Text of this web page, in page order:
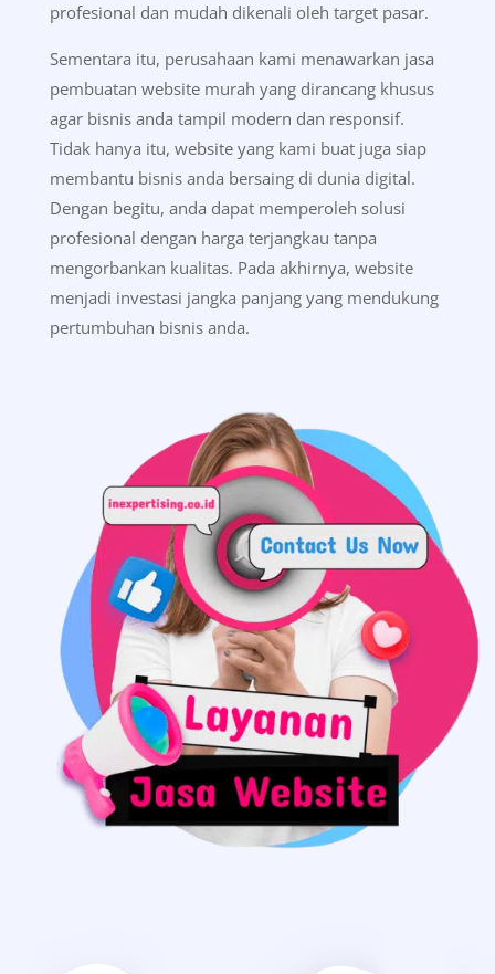
profesional dan mudah dikenali oleh target pasar.
Sementara itu, perusahaan kami menawarkan jasa
pembuatan website murah yang dirancang khusus
agar bisnis anda tampil modern dan responsif.
Tidak hanya itu, website yang kami buat juga siap
membantu bisnis anda bersaing di dunia digital.
Dengan begitu, anda dapat memperoleh solusi
profesional dengan harga terjangkau tanpa
mengorbankan kualitas. Pada akhirnya, website
menjadi investasi jangka panjang yang mendukung
pertumbuhan bisnis anda.